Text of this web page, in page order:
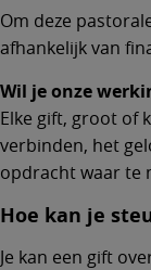
Om deze
afhankelijk van
Wil je onze
Elke gift, groot of
verbinden, het
opdracht waar te
Hoe kan je
Je kan een gift